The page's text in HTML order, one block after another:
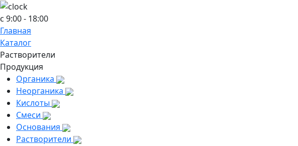
c 9:00 - 18:00
Главная
Каталог
Растворители
Продукция
Органика
Неорганика
Кислоты
Смеси
Основания
Растворители